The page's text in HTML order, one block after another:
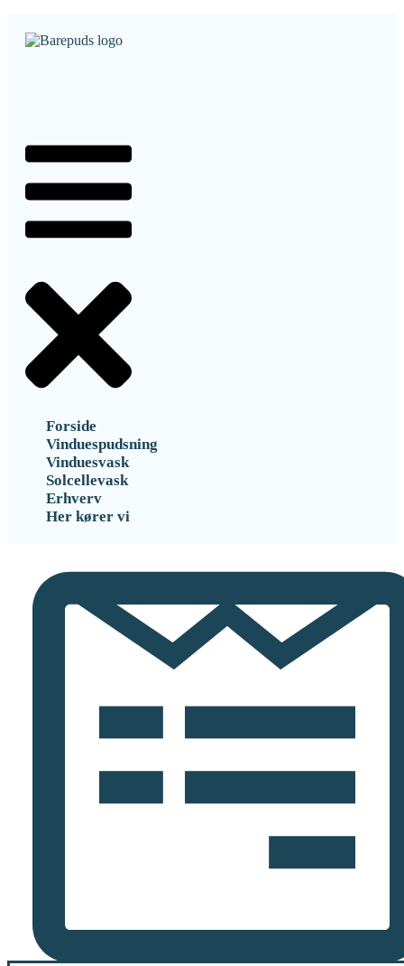
Forside
Vinduespudsning
Vinduesvask
Solcellevask
Erhverv
Her kører vi